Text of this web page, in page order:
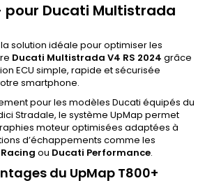
pour Ducati Multistrada
solution idéale pour optimiser les
Ducati Multistrada V4 RS 2024 grâce
ECU simple, rapide et sécurisée
smartphone.
pour les modèles Ducati équipés du
Stradale, le système UpMap permet
moteur optimisées adaptées à
d’échappements comme les
ou Ducati Performance.
du UpMap T800+